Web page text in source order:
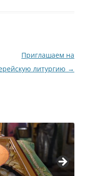
Приглашаем на
литургию →